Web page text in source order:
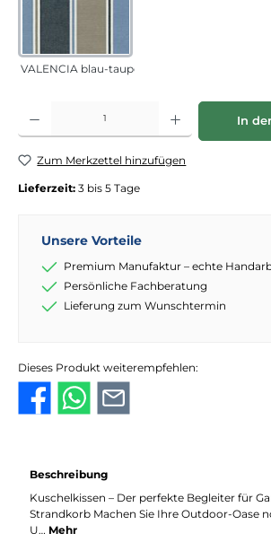
VALENCIA blau-taupe
Produkt Anzahl: Gib den gewünschten Wert ein
In
Zum Merkzettel hinzufügen
Lieferzeit: 3 bis 5 Tage
Unsere Vorteile
Premium Manufaktur – echte
Persönliche Fachberatung
Lieferung zum Wunschtermin
Dieses Produkt weiterempfehlen:
Beschreibung
Kuschelkissen – Der perfekte Begleiter für
Strandkorb Machen Sie Ihre Outdoor-Oase
U… Mehr